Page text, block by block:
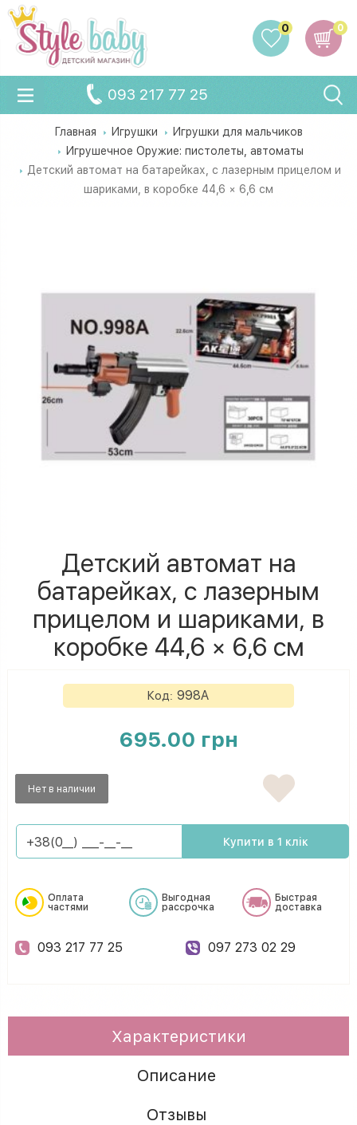
0
0
093 217 77 25
Главная Игрушки
Игрушки для мальчиков
Игрушечное Оружие: пистолеты, автоматы
Детский автомат на батарейках, с лазерным прицелом и
шариками, в коробке 44,6 × 6,6 см
Детский автомат на
батарейках, с лазерным
прицелом и шариками, в
коробке 44,6 × 6,6 см
Код: 998A
695.00 грн
Нет в наличии
Купити в 1 клік
Оплата
частями
Выгодная
рассрочка
Быстрая
доставка
093 217 77 25 097 273 02 29
Характеристики
Описание
Отзывы